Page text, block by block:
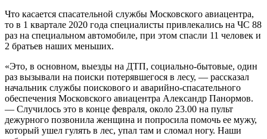
Что касается спасательной службы Московского авиацентра,
то в 1 квартале 2020 года специалисты привлекались на ЧС 88
раз на специальном автомобиле, при этом спасли 11 человек и
2 братьев наших меньших.
«Это, в основном, выезды на ДТП, социально-бытовые, один
раз вызывали на поиски потерявшегося в лесу, — рассказал
начальник службы поискового и аварийно-спасательного
обеспечения Московского авиацентра Александр Панормов.
— Случилось это в конце февраля, около 23.00 на пульт
дежурного позвонила женщина и попросила помочь ее мужу,
который ушел гулять в лес, упал там и сломал ногу. Наши